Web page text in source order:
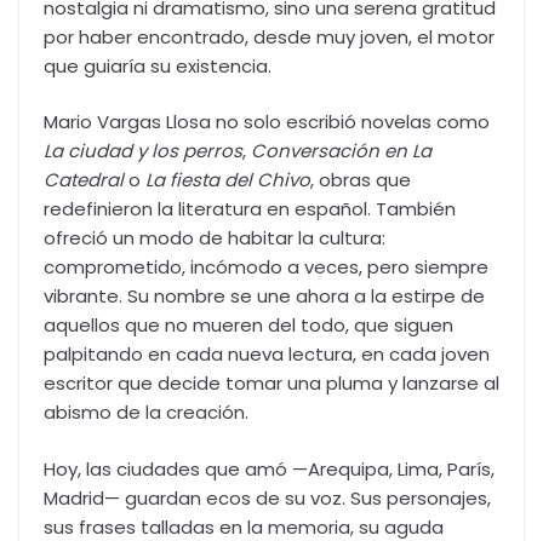
nostalgia ni dramatismo, sino una serena gratitud
por haber encontrado, desde muy joven, el motor
que guiaría su existencia.
Mario Vargas Llosa no solo escribió novelas como
La ciudad y los perros, Conversación en La
Catedralo La fiesta del Chivo, obras que
redefinieron la literatura en español. También
ofreció un modo de habitar la cultura:
comprometido, incómodo a veces, pero siempre
vibrante. Su nombre se une ahora a la estirpe de
aquellos que no mueren del todo, que siguen
palpitando en cada nueva lectura, en cada joven
escritor que decide tomar una pluma y lanzarse al
abismo de la creación.
Hoy, las ciudades que amó —Arequipa, Lima, París,
Madrid— guardan ecos de su voz. Sus personajes,
sus frases talladas en la memoria, su aguda